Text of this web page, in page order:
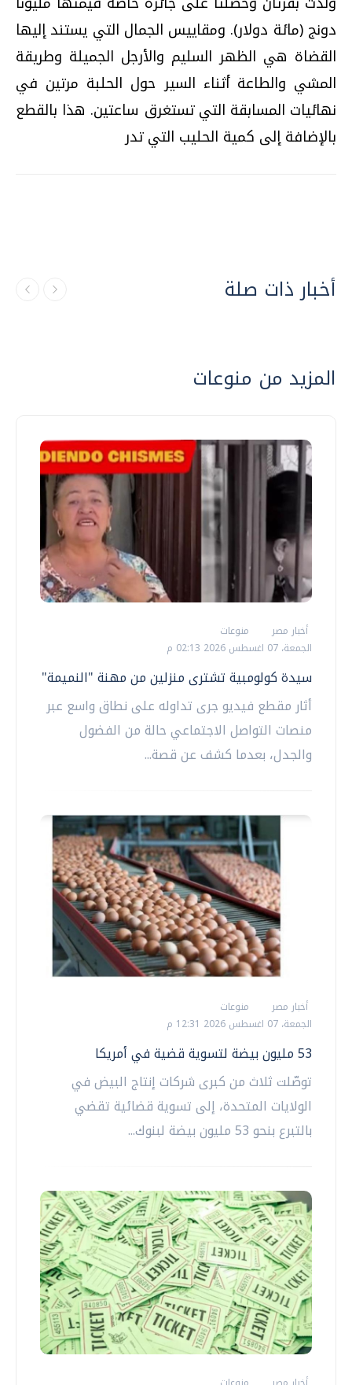
دونج (مائة دولار). ومقاييس الجمال التي يستند إليها
القضاة هي الظهر السليم والأرجل الجميلة وطريقة
المشي والطاعة أثناء السير حول الحلبة مرتين في
نهائيات المسابقة التي تستغرق ساعتين. هذا بالقطع
بالإضافة إلى كمية الحليب التي تدر
أخبار ذات صلة
المزيد من منوعات
أخبار مصر
منوعات
الجمعة، 07 اغسطس 2026 02:13 م
سيدة كولومبية تشترى منزلين من مهنة "النميمة"
أثار مقطع فيديو جرى تداوله على نطاق واسع عبر
منصات التواصل الاجتماعي حالة من الفضول
والجدل، بعدما كشف عن قصة...
أخبار مصر
منوعات
الجمعة، 07 اغسطس 2026 12:31 م
53 مليون بيضة لتسوية قضية في أمريكا
توصّلت ثلاث من كبرى شركات إنتاج البيض في
الولايات المتحدة، إلى تسوية قضائية تقضي
بالتبرع بنحو 53 مليون بيضة لبنوك...